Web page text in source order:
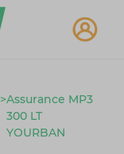
>Assurance MP3
300 LT
YOURBAN